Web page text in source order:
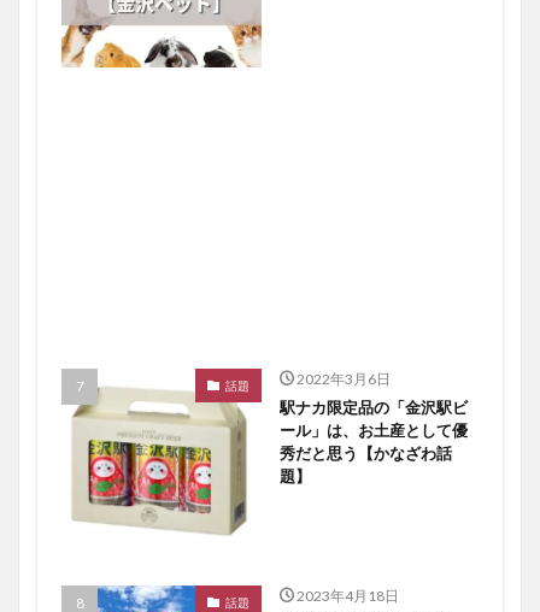
話題 2022年3月6日
駅ナカ限定品の「金沢駅ビ
ール」は、お土産として優
秀だと思う【かなざわ話
題】
話題 2023年4月18日